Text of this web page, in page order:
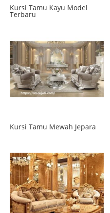
Kursi Tamu Kayu Model
Terbaru
Kursi Tamu Mewah Jepara